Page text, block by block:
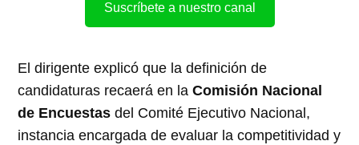
Suscríbete a nuestro canal
El dirigente explicó que la definición de
candidaturas recaerá en laComisión Nacional
de Encuestas del Comité Ejecutivo Nacional,
instancia encargada de evaluar la competitividad y